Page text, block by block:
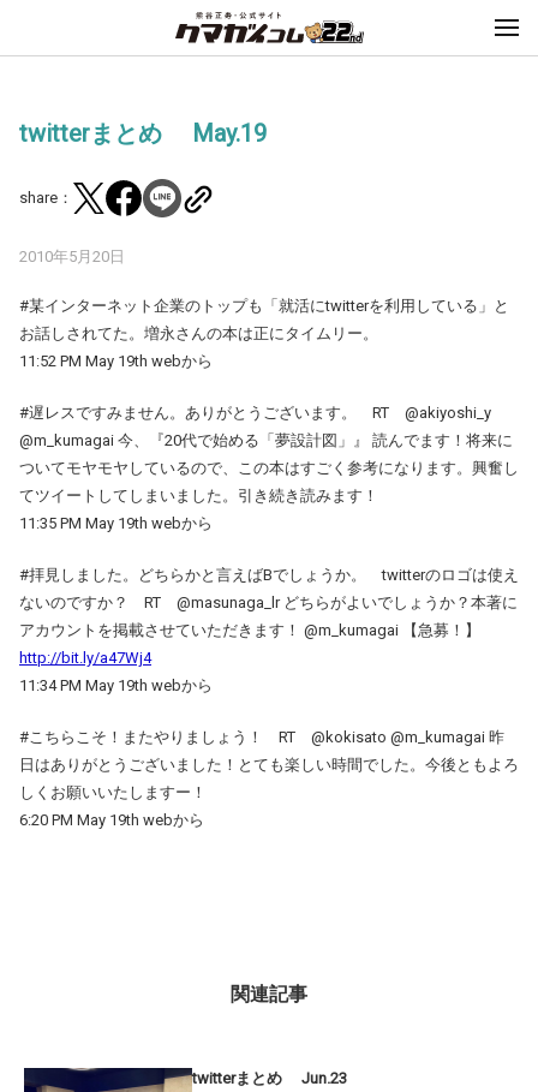
twitterまとめ May.19
share：
2010年5月20日
#某インターネット企業のトップも「就活にtwitterを利用している」と
お話しされてた。増永さんの本は正にタイムリー。
11:52 PM May 19th webから
#遅レスですみません。ありがとうございます。 RT @akiyoshi_y
@m_kumagai 今、『20代で始める「夢設計図」』 読んでます！将来に
ついてモヤモヤしているので、この本はすごく参考になります。興奮し
てツイートしてしまいました。引き続き読みます！
11:35 PM May 19th webから
#拝見しました。どちらかと言えばBでしょうか。 twitterのロゴは使え
ないのですか？ RT @masunaga_lr どちらがよいでしょうか？本著に
アカウントを掲載させていただきます！ @m_kumagai 【急募！】
http://bit.ly/a47Wj4
11:34 PM May 19th webから
#こちらこそ！またやりましょう！ RT @kokisato @m_kumagai 昨
日はありがとうございました！とても楽しい時間でした。今後ともよろ
しくお願いいたしますー！
6:20 PM May 19th webから
関連記事
twitterまとめ Jun.23